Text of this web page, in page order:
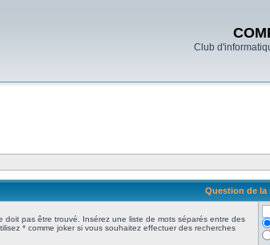
Club
Question de la
doit pas être trouvé. Insérez une liste de mots séparés entre des
* comme joker si vous souhaitez effectuer des recherches